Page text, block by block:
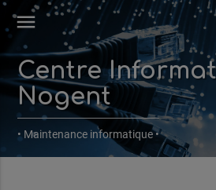
menu
Centre
Nogent
• Maintenance informatique •